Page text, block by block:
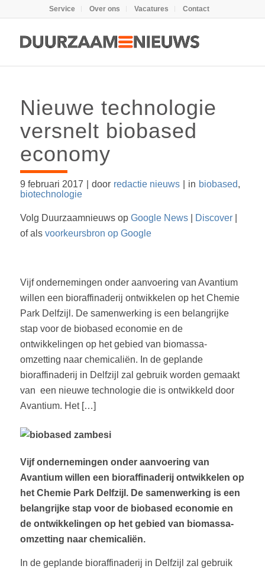
Service Over ons Vacatures Contact
Nieuwe technologie
versnelt biobased
economy
9 februari 2017 door redactie nieuws in biobased,
biotechnologie
Volg Duurzaamnieuws op Google News| Discover|
of als voorkeursbron op Google
Vijf ondernemingen onder aanvoering van Avantium
willen een bioraffinaderij ontwikkelen op het Chemie
Park Delfzijl. De samenwerking is een belangrijke
stap voor de biobased economie en de
ontwikkelingen op het gebied van biomassa-
omzetting naar chemicaliën. In de geplande
bioraffinaderij in Delfzijl zal gebruik worden gemaakt
van een nieuwe technologie die is ontwikkeld door
Avantium. Het […]
Vijf ondernemingen onder aanvoering van
Avantium willen een bioraffinaderij ontwikkelen op
het Chemie Park Delfzijl. De samenwerking is een
belangrijke stap voor de biobased economie en
de ontwikkelingen op het gebied van biomassa-
omzetting naar chemicaliën.
In de geplande bioraffinaderij in Delfzijl zal gebruik